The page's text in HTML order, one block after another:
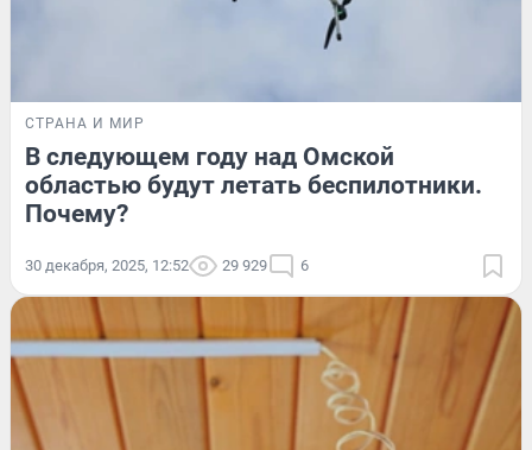
СТРАНА И МИР
В следующем году над Омской
областью будут летать беспилотники.
Почему?
30 декабря, 2025, 12:52 29 929 6